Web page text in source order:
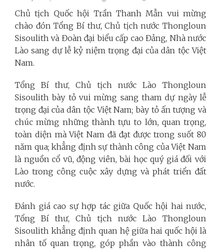
Chủ tịch Quốc hội Trần Thanh Mẫn vui mừng
chào đón Tổng Bí thư, Chủ tịch nước Thongloun
Sisoulith và Đoàn đại biểu cấp cao Đảng, Nhà nước
Lào sang dự lễ kỷ niệm trọng đại của dân tộc Việt
Nam.
Tổng Bí thư, Chủ tịch nước Lào Thongloun
Sisoulith bày tỏ vui mừng sang tham dự ngày lễ
trọng đại của dân tộc Việt Nam; bày tỏ ấn tượng và
chúc mừng những thành tựu to lớn, quan trọng,
toàn diện mà Việt Nam đã đạt được trong suốt 80
năm qua; khẳng định sự thành công của Việt Nam
là nguồn cổ vũ, động viên, bài học quý giá đối với
Lào trong công cuộc xây dựng và phát triển đất
nước.
Đánh giá cao sự hợp tác giữa Quốc hội hai nước,
Tổng Bí thư, Chủ tịch nước Lào Thongloun
Sisoulith khẳng định quan hệ giữa hai quốc hội là
nhân tố quan trọng, góp phần vào thành công